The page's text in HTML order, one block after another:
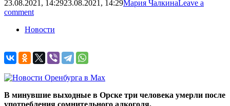
23.08.2021, 14:2923.08.2021, 14:29Мария ЧалкинаLeave a
comment
Новости
В минувшие выходные в Орске три человека умерли после
употребления сомнительного алкоголя.